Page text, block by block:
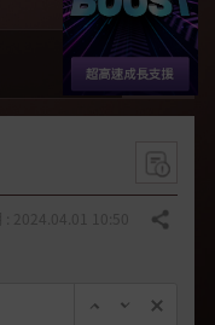
分享